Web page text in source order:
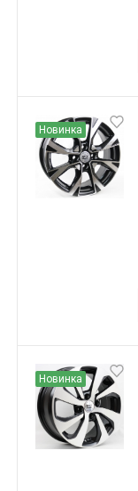
Новинка
Новинка